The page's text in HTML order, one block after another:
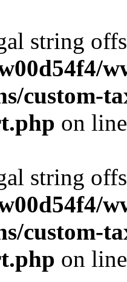
string
custom-
on
string
custom-
on